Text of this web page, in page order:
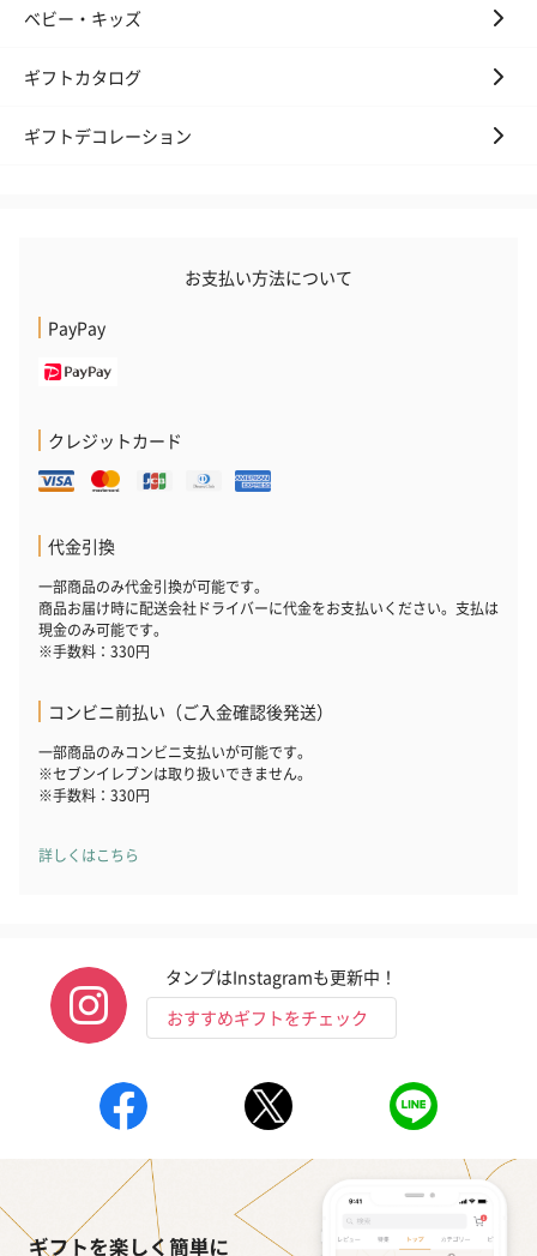
ベビー・キッズ
ギフトカタログ
ギフトデコレーション
お支払い方法について
PayPay
クレジットカード
代金引換
一部商品のみ代金引換が可能です。
商品お届け時に配送会社ドライバーに代金をお支払いください。支払は
現金のみ可能です。
※手数料：330円
コンビニ前払い（ご入金確認後発送）
一部商品のみコンビニ支払いが可能です。
※セブンイレブンは取り扱いできません。
※手数料：330円
詳しくはこちら
タンプはInstagramも更新中！
おすすめギフトをチェック